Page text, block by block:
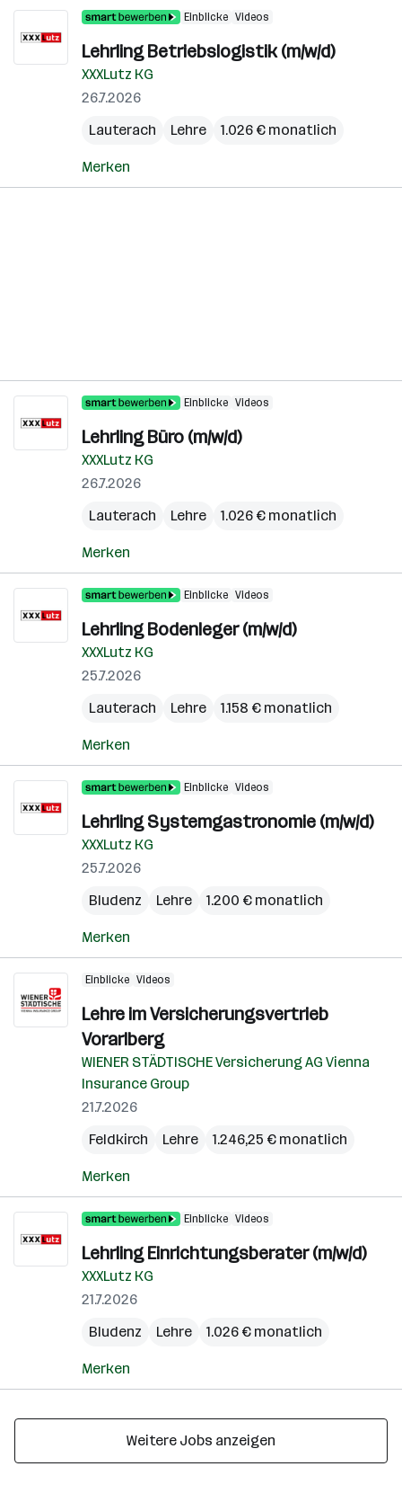
Einblicke Videos
Lehrling Betriebslogistik (m/w/d)
XXXLutz KG
26.7.2026
Lauterach
Lehre 1.026 € monatlich
Merken
Einblicke Videos
Lehrling Büro (m/w/d)
XXXLutz KG
26.7.2026
Lauterach
Lehre 1.026 € monatlich
Merken
Einblicke Videos
Lehrling Bodenleger (m/w/d)
XXXLutz KG
25.7.2026
Lauterach
Lehre 1.158 € monatlich
Merken
Einblicke Videos
Lehrling Systemgastronomie (m/w/d)
XXXLutz KG
25.7.2026
Bludenz
Lehre 1.200 € monatlich
Merken
Einblicke Videos
Lehre im Versicherungsvertrieb
Vorarlberg
WIENER STÄDTISCHE Versicherung AG Vienna
Insurance Group
21.7.2026
Feldkirch
Lehre 1.246,25 € monatlich
Merken
Einblicke Videos
Lehrling Einrichtungsberater (m/w/d)
XXXLutz KG
21.7.2026
Bludenz
Lehre 1.026 € monatlich
Merken
Weitere Jobs anzeigen